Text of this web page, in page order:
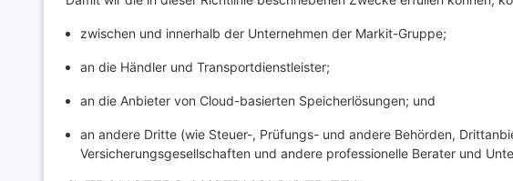
zwischen und innerhalb der Unternehmen der Markit-Gruppe;
an die Händler und Transportdienstleister;
an die Anbieter von Cloud-basierten Speicherlösungen; und
an andere Dritte (wie Steuer-, Prüfungs- und andere Behörden,
Versicherungsgesellschaften und andere professionelle Berater und